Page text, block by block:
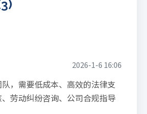
2026-1-6 16:06
，需要低成本、高效的法律支
劳动纠纷咨询、公司合规指导